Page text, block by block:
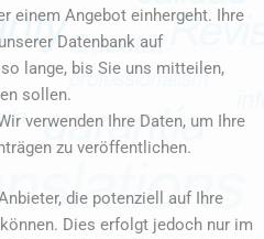
einem Angebot einhergeht. Ihre
Datenbank auf
lange, bis Sie uns mitteilen,
sollen.
verwenden Ihre Daten, um Ihre
zu veröffentlichen.
die potenziell auf Ihre
Dies erfolgt jedoch nur im